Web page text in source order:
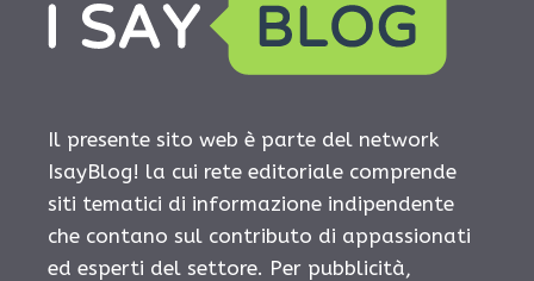
Il presente sito web è parte del network
IsayBlog! la cui rete editoriale comprende
siti tematici di informazione indipendente
che contano sul contributo di appassionati
ed esperti del settore. Per pubblicità,